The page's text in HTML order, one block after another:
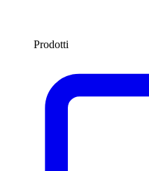
Prodotti